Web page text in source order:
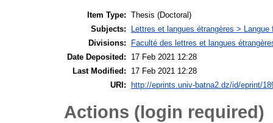
Item Type: Thesis (Doctoral)
Subjects:
Lettres et langues étrangères > Langue
Divisions:
Faculté des lettres et langues
Date Deposited:
17 Feb 2021 12:28
Last Modified:
17 Feb 2021 12:28
URI:
http://eprints.univ-batna2.dz/id/eprint/
Actions (login required)